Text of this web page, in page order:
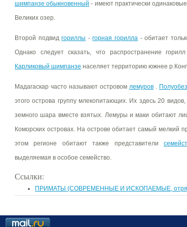
шимпанзе обыкновенный - имеют практически
Великих озер.
Второй подвидгориллы -горная горилла - обитает
Однако следует сказать, что распространение
Карликовый шимпанзе населяет территорию южнее
Мадагаскар часто называют островом лемуров .
этого острова группу млекопитающих. Их здесь 20
земного шара вместе взятых. Лемуры и маки обитают
Коморских островах. На острове обитает самый мелкий
этом регионе обитают также представители
выделяемая в особое семейство.
Ссылки:
ПРИМАТЫ (СОВРЕМЕННЫЕ И ИСКОПАЕМЫЕ, отряд